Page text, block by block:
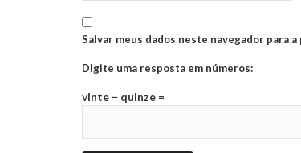
Salvar meus dados neste navegador para
Digite uma resposta em números:
vinte − quinze =